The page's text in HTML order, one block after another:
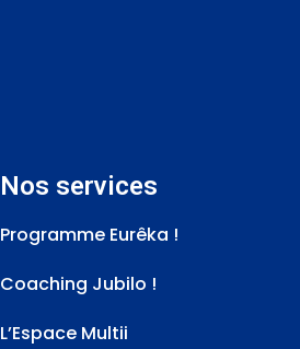
Nos services
Programme Eurêka !
Coaching Jubilo !
L’Espace Multii